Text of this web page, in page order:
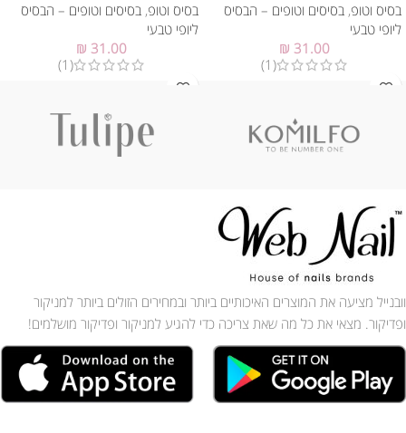
בסיס וטופ, בסיסים וטופים – הבסיס
ליופי טבעי
₪ 31.00
(1)
בסיס וטופ, בסיסים וטופים – הבסיס
ליופי טבעי
₪ 31.00
(1)
וובנייל מציעה את המוצרים האיכותיים ביותר ובמחירים הזולים ביותר למניקור
ופדיקור. מצאי את כל מה שאת צריכה כדי להגיע למניקור ופדיקור מושלמים!